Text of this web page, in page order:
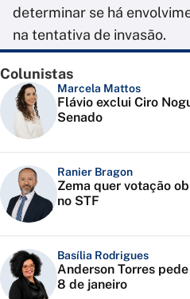
determinar se há
na tentativa de invasão.
Colunistas
Marcela Mattos
Flávio exclui Ciro
Senado
Ranier Bragon
Zema quer votação
no STF
Basília Rodrigues
Anderson Torres
8 de janeiro